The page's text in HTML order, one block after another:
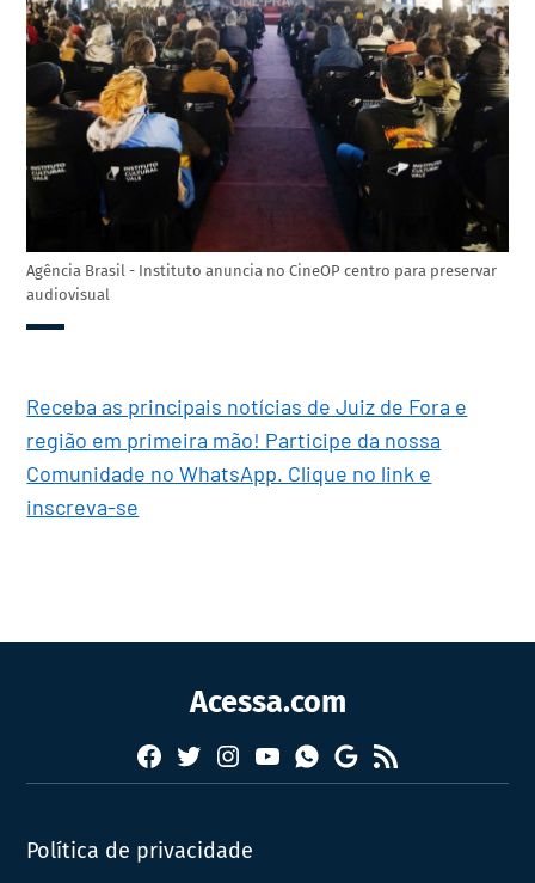
Agência Brasil - Instituto anuncia no CineOP centro para preservar
audiovisual
Receba as principais notícias de Juiz de Fora e
região em primeira mão! Participe da nossa
Comunidade no WhatsApp. Clique no link e
inscreva-se
Acessa.com
Facebook
TwitterInstagram
YouTubeWhatsapp
Google
News
RSS
Política de privacidade